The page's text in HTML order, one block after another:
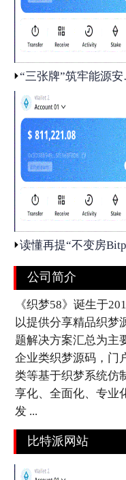
“三
公司简介
《织梦58》诞生于
以提供分享精品织梦
题解决方案汇总为主
企业类织梦源码，门
类等基于织梦系统仿
享化、全面化、专业
发 ...
比特派网站